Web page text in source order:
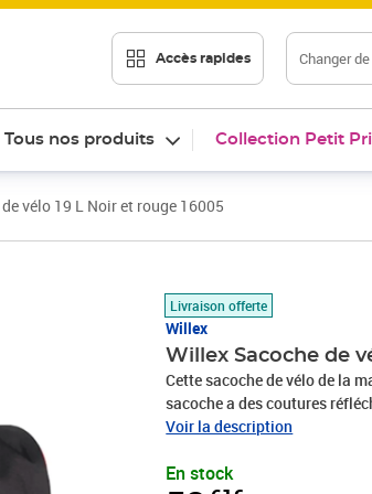
Accès rapides Changer
Tous nos produits Collection Petit
vélo 19 L Noir et rouge 16005
Livraison offerte
Willex
Willex Sacoche de
Cette sacoche de vélo de la
sacoche a des coutures
Avec une capacité de 19
également équipée des
Voir la description
En stock
Prix 58,61€